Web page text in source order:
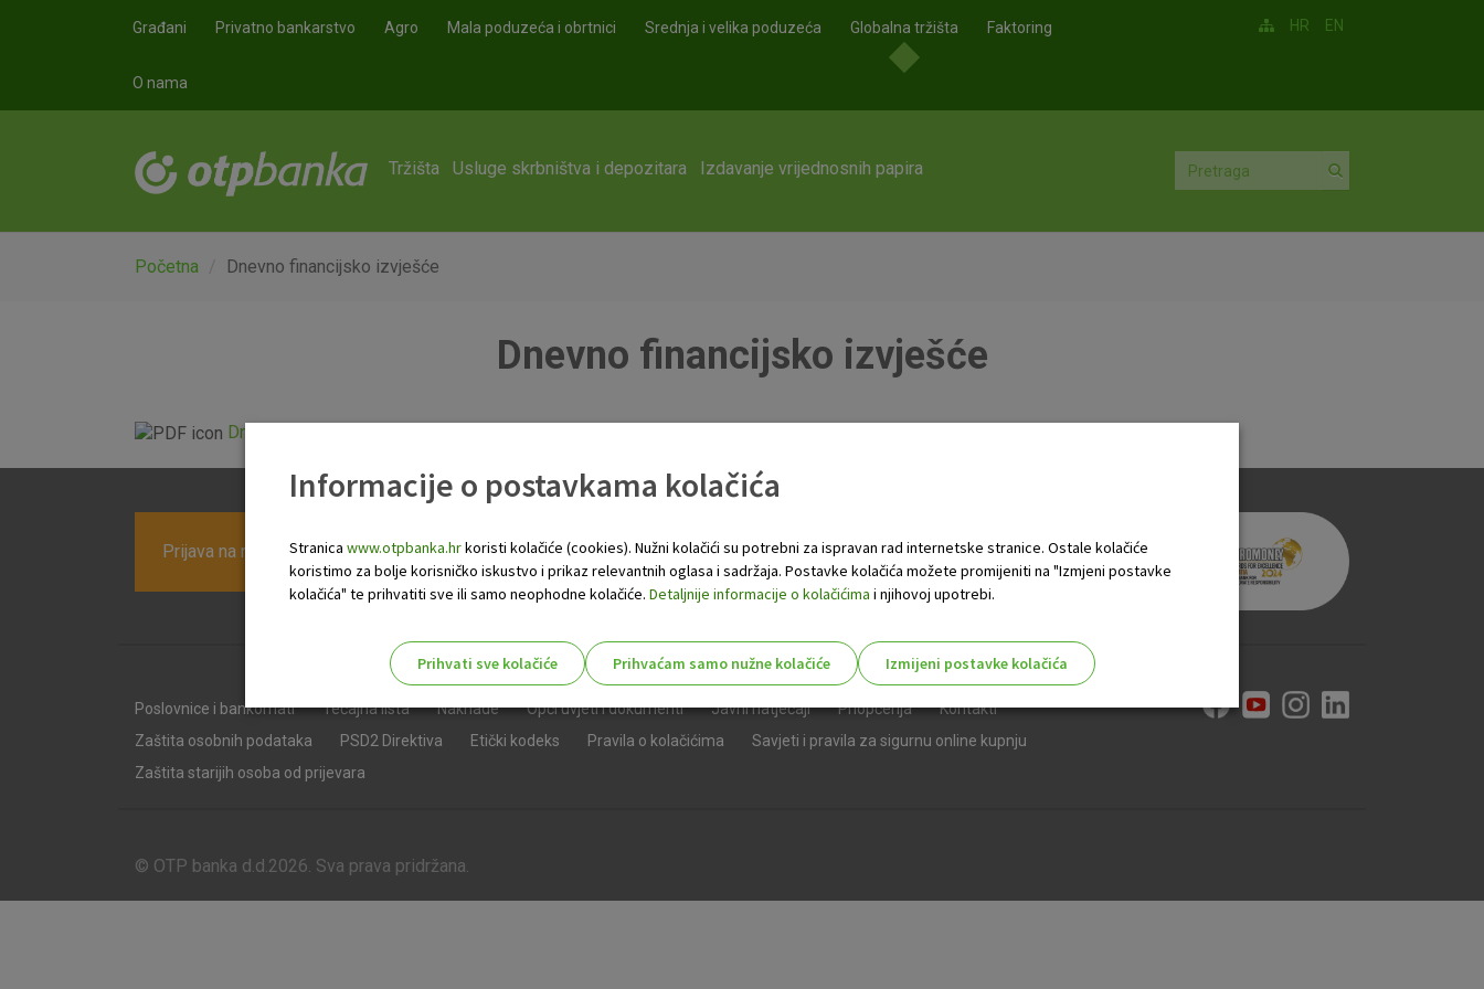
Građani Privatno bankarstvo Agro Mala poduzeća i obrtnici Srednja i velika poduzeća Globalna tržišta Faktoring
O nama
HR EN
Tržišta Usluge skrbništva i depozitara Izdavanje vrijednosnih papira
Početna Dnevno financijsko izvješće
Dnevno financijsko izvješće
Dnevno financijsko izvješće.pdf
Prijava na newsletter OTP banke
Poslovnice i bankomati Tečajna lista Naknade Opći uvjeti i dokumenti Javni natječaji Priopćenja
Kontakti
Zaštita osobnih podataka
PSD2 Direktiva Etički kodeks Pravila o kolačićima
Savjeti i pravila za sigurnu online kupnju
Zaštita starijih osoba od prijevara
© OTP banka d.d.2026. Sva prava pridržana.
Informacije o postavkama kolačića
Stranica www.otpbanka.hrkoristi kolačiće (cookies). Nužni kolačići su potrebni za ispravan rad internetske stranice. Ostale kolačiće
koristimo za bolje korisničko iskustvo i prikaz relevantnih oglasa i sadržaja. Postavke kolačića možete promijeniti na "Izmjeni postavke
kolačića" te prihvatiti sve ili samo neophodne kolačiće. Detaljnije informacije o kolačićima i njihovoj upotrebi.
Prihvati sve kolačiće Prihvaćam samo nužne kolačiće
Izmijeni postavke kolačića